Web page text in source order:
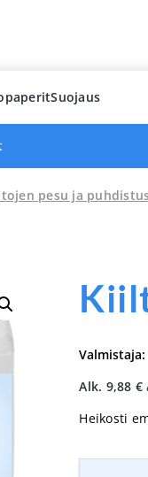
Suojaus
pesu ja puhdistus
Valmistaja:
Alk. 9,88 €
Heikosti